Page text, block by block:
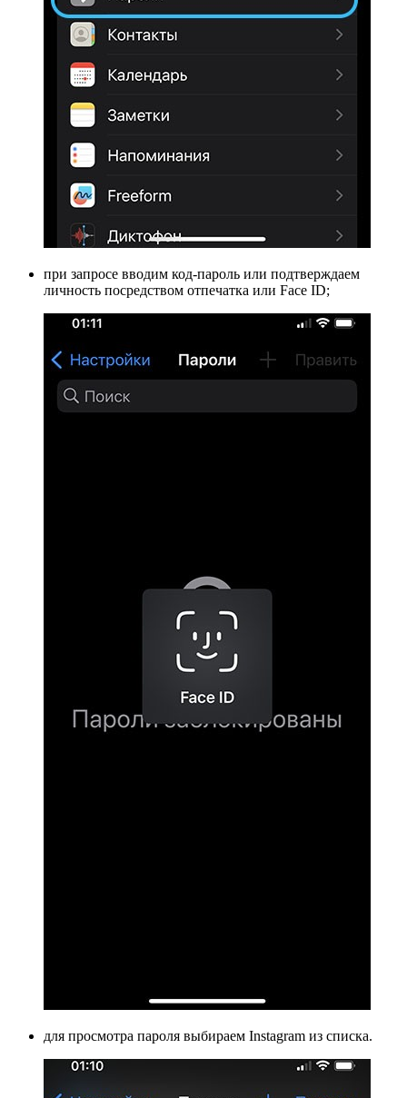
при запросе вводим код-пароль или подтверждаем
личность посредством отпечатка или Face ID;
для просмотра пароля выбираем Instagram из списка.